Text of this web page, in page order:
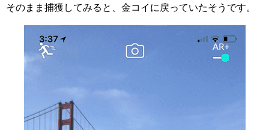
そのまま捕獲してみると、金コイに戻っていたそうです。